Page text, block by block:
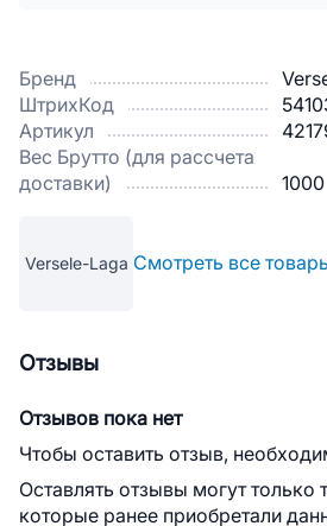
Бренд
ШтрихКод
Артикул
Вес Брутто (для рассчета
доставки)
1000
Versele-Laga Смотреть все
Отзывы
Отзывов пока нет
Чтобы оставить отзыв,
Оставлять отзывы могут только
которые ранее приобретали